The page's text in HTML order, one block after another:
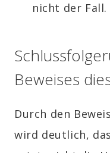
nicht der Fall.
Beweises
Durch den
wird deutlich,